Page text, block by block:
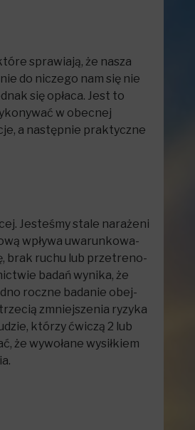
sprawiają, że nasza
do niczego nam się nie
się opłaca. Jest to
w obecnej
a następnie praktyczne
Jeste­śmy stale nara­żeni
wpływa uwa­run­ko­wa­
brak ruchu lub prze­tre­no­
badań wynika, że
roczne bada­nie obej­
zmniej­sze­nia ryzyka
któ­rzy ćwi­czą 2 lub
że wywołane wysiłkiem